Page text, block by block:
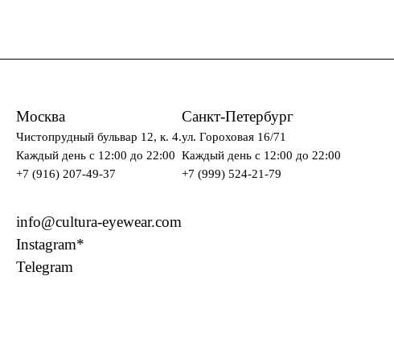
Москва
Чистопрудный бульвар 12, к. 4.
Каждый день c 12:00 до 22:00
+7 (916) 207-49-37
Санкт-Петербург
ул. Гороховая 16/71
Каждый день c 12:00 до 22:00
+7 (999) 524-21-79
info@cultura-eyewear.com
Instagram*
Telegram